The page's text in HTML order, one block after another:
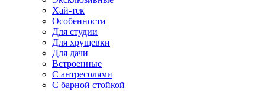
Хай-тек
Особенности
Для студии
Для хрущевки
Для дачи
Встроенные
С антресолями
С барной стойкой